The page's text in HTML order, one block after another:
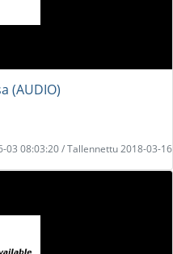
(AUDIO)
03 08:03:20 / Tallennettu 2018-03-16